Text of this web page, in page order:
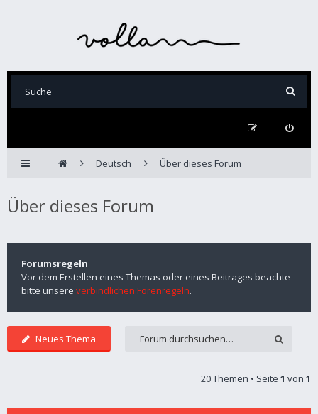
Deutsch Über dieses Forum
Über dieses Forum
Forumsregeln
Vor dem Erstellen eines Themas oder eines Beitrages beachte
bitte unsere verbindlichen Forenregeln.
Neues Thema
20 Themen • Seite 1 von 1